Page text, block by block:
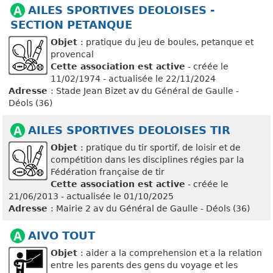
AILES SPORTIVES DEOLOISES -
SECTION PETANQUE
Objet : pratique du jeu de boules, petanque et
provencal
Cette association est active - créée le
11/02/1974 - actualisée le 22/11/2024
Adresse : Stade Jean Bizet av du Général de Gaulle -
Déols (36)
AILES SPORTIVES DEOLOISES TIR
Objet : pratique du tir sportif, de loisir et de
compétition dans les disciplines régies par la
Fédération française de tir
Cette association est active - créée le
21/06/2013 - actualisée le 01/10/2025
Adresse : Mairie 2 av du Général de Gaulle - Déols (36)
AIVO TOUT
Objet : aider a la comprehension et a la relation
entre les parents des gens du voyage et les